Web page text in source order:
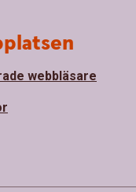
webbläsare